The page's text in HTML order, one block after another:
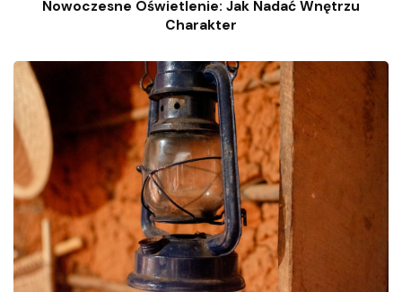
Nowoczesne Oświetlenie: Jak Nadać Wnętrzu
Charakter